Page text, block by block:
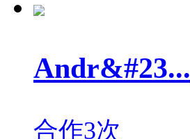
Andr&#23...
合作3次